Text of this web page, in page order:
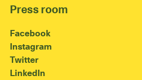
Press room
Facebook
Instagram
Twitter
LinkedIn